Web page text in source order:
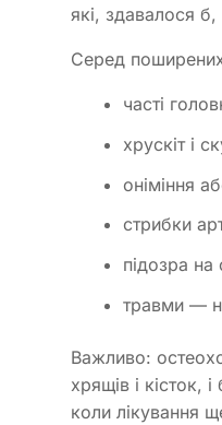
які, здавалося б,
Серед
часті
хрускіт і
оніміння
стрибки
підозра
травми —
Важливо:
хрящів і кісток,
коли лікування